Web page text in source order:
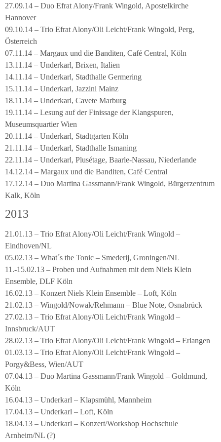
27.09.14 – Duo Efrat Alony/Frank Wingold, Apostelkirche
Hannover
09.10.14 – Trio Efrat Alony/Oli Leicht/Frank Wingold, Perg,
Österreich
07.11.14 – Margaux und die Banditen, Café Central, Köln
13.11.14 – Underkarl, Brixen, Italien
14.11.14 – Underkarl, Stadthalle Germering
15.11.14 – Underkarl, Jazzini Mainz
18.11.14 – Underkarl, Cavete Marburg
19.11.14 – Lesung auf der Finissage der Klangspuren,
Museumsquartier Wien
20.11.14 – Underkarl, Stadtgarten Köln
21.11.14 – Underkarl, Stadthalle Ismaning
22.11.14 – Underkarl, Plusétage, Baarle-Nassau, Niederlande
14.12.14 – Margaux und die Banditen, Café Central
17.12.14 – Duo Martina Gassmann/Frank Wingold, Bürgerzentrum
Kalk, Köln
2013
21.01.13 – Trio Efrat Alony/Oli Leicht/Frank Wingold –
Eindhoven/NL
05.02.13 – What´s the Tonic – Smederij, Groningen/NL
11.-15.02.13 – Proben und Aufnahmen mit dem Niels Klein
Ensemble, DLF Köln
16.02.13 – Konzert Niels Klein Ensemble – Loft, Köln
21.02.13 – Wingold/Nowak/Rehmann – Blue Note, Osnabrück
27.02.13 – Trio Efrat Alony/Oli Leicht/Frank Wingold –
Innsbruck/AUT
28.02.13 – Trio Efrat Alony/Oli Leicht/Frank Wingold – Erlangen
01.03.13 – Trio Efrat Alony/Oli Leicht/Frank Wingold –
Porgy&Bess, Wien/AUT
07.04.13 – Duo Martina Gassmann/Frank Wingold – Goldmund,
Köln
16.04.13 – Underkarl – Klapsmühl, Mannheim
17.04.13 – Underkarl – Loft, Köln
18.04.13 – Underkarl – Konzert/Workshop Hochschule
Arnheim/NL (?)